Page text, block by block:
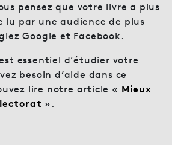
pensez que votre livre a plus
lu par une audience de plus
Google et Facebook.
essentiel d’étudier votre
besoin d’aide dans ce
lire notre article « Mieux
lectorat ».